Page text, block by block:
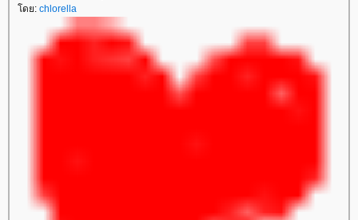
ดย: chlorella